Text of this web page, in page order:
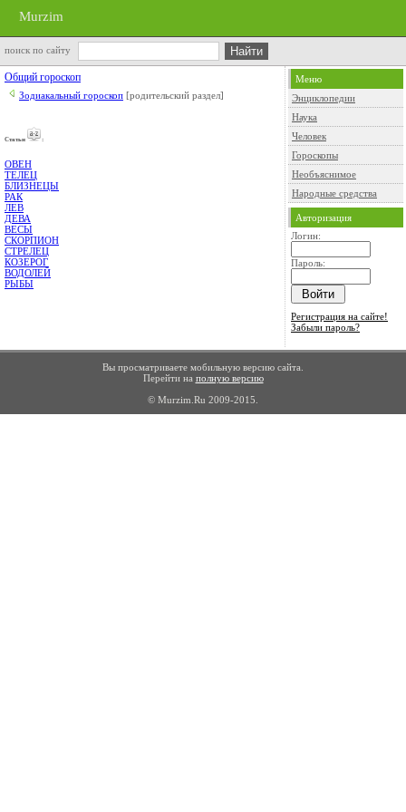
Murzim
поиск по сайту
Общий гороскоп
Зодиакальный гороскоп [родительский раздел]
Cтатьи :
ОВЕН
ТЕЛЕЦ
БЛИЗНЕЦЫ
РАК
ЛЕВ
ДЕВА
ВЕСЫ
СКОРПИОН
СТРЕЛЕЦ
КОЗЕРОГ
ВОДОЛЕЙ
РЫБЫ
Меню
Энциклопедии
Наука
Человек
Гороскопы
Необъяснимое
Народные средства
Авторизация
Логин:
Пароль:
Регистрация на сайте!
Забыли пароль?
Вы просматриваете мобильную версию сайта.
Перейти на полную версию
© Murzim.Ru 2009-2015.